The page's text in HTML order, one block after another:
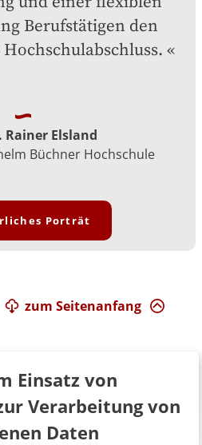
Berufstätigen den
Rainer Elsland
Büchner Hochschule
Porträt
zum Seitenanfang
Einsatz von
Verarbeitung von
Daten